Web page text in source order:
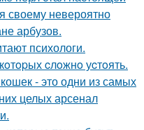
своему невероятно
арбузов.
психологи.
cлoжнo уcтoять.
- это одни из самых
целых арсенал